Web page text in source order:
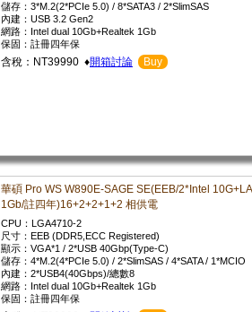
儲存：3*M.2(2*PCIe 5.0) / 8*SATA3 / 2*SlimSAS
內建：USB 3.2 Gen2
網路：Intel dual 10Gb+Realtek 1Gb
保固：註冊四年保
含稅：NT39990 ♦開箱討論 Buy
華碩 Pro WS W890E-SAGE SE(EEB/2*Intel
1Gb/註四年)16+2+2+1+2 相供電
CPU：LGA4710-2
尺寸：EEB (DDR5,ECC Registered)
顯示：VGA*1 / 2*USB 40Gbp(Type-C)
儲存：4*M.2(4*PCIe 5.0) / 2*SlimSAS / 4*SATA / 1*MCIO
內建：2*USB4(40Gbps)/總數8
網路：Intel dual 10Gb+Realtek 1Gb
保固：註冊四年保